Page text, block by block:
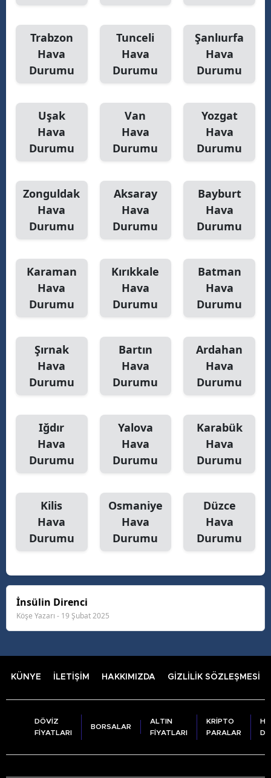
Trabzon
Hava
Durumu
Tunceli
Hava
Durumu
Şanlıurfa
Hava
Durumu
Uşak
Hava
Durumu
Van
Hava
Durumu
Yozgat
Hava
Durumu
Zonguldak
Hava
Durumu
Aksaray
Hava
Durumu
Bayburt
Hava
Durumu
Karaman
Hava
Durumu
Kırıkkale
Hava
Durumu
Batman
Hava
Durumu
Şırnak
Hava
Durumu
Bartın
Hava
Durumu
Ardahan
Hava
Durumu
Iğdır
Hava
Durumu
Yalova
Hava
Durumu
Karabük
Hava
Durumu
Kilis
Hava
Durumu
Osmaniye
Hava
Durumu
Düzce
Hava
Durumu
İnsülin Direnci
Köşe Yazarı - 19 Şubat 2025
KÜNYE İLETİŞİM HAKKIMIZDA GİZLİLİK SÖZLEŞMESİ
DÖVİZ
FİYATLARI
BORSALAR
ALTIN
FİYATLARI
KRİPTO
PARALAR